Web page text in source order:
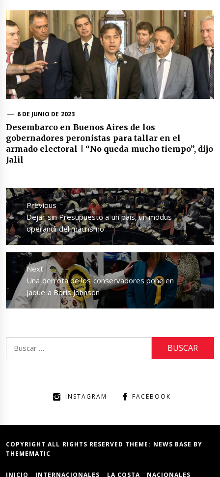
6 DE JUNIO DE 2023
Desembarco en Buenos Aires de los
gobernadores peronistas para tallar en el
armado electoral | “No queda mucho tiempo”, dijo
Jalil
Navegación
de
entradas
Previous
Previous
post:
Dejar sin Presupuesto a un país, un modus
operandi del macrismo
Next
Next
post:
Una derrota de los conservadores pone en
jaque a Boris Johnson
INSTAGRAM FACEBOOK
COPYRIGHT ALL RIGHTS RESERVED THEME: NEWS BASE BY
THEMEMATIC
INICIO INTERNACIONALES LA COSTA NACIONALES